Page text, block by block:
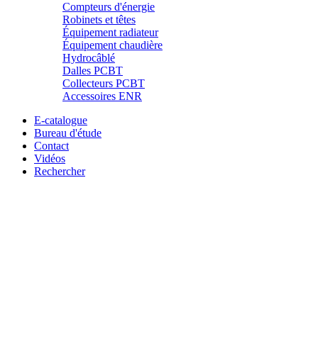
Compteurs d'énergie
Robinets et têtes
Équipement radiateur
Équipement chaudière
Hydrocâblé
Dalles PCBT
Collecteurs PCBT
Accessoires ENR
E-catalogue
Bureau d'étude
Contact
Vidéos
Rechercher